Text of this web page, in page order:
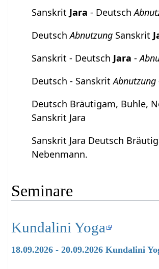
Sanskrit Jara - Deutsch
DeutschAbnutzung Sanskrit
Sanskrit - Deutsch Jara -
Deutsch - SanskritAbnutzung
Deutsch Bräutigam, Buhle,
Sanskrit Jara
Sanskrit Jara Deutsch
Nebenmann.
Seminare
Kundalini Yoga
18.09.2026 - 20.09.2026 Kundalini